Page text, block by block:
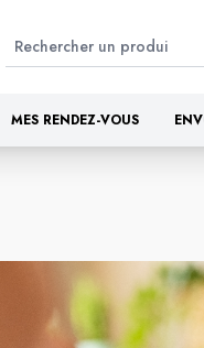
MES RENDEZ-VOUS